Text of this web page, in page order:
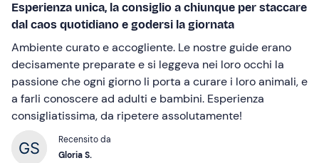
Esperienza unica, la consiglio a chiunque per staccare
dal caos quotidiano e godersi la giornata
Ambiente curato e accogliente. Le nostre guide erano
decisamente preparate e si leggeva nei loro occhi la
passione che ogni giorno li porta a curare i loro animali, e
a farli conoscere ad adulti e bambini. Esperienza
consigliatissima, da ripetere assolutamente!
Recensito da
Gloria S.